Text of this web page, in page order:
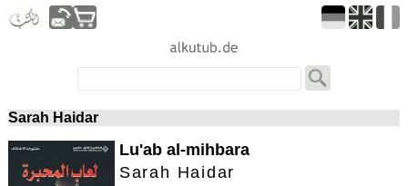
Sarah Haidar
Lu'ab al-mihbara
Sarah Haidar